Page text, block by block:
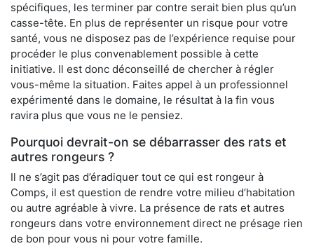
spécifiques, les terminer par contre serait bien plus qu’un
casse-tête. En plus de représenter un risque pour votre
santé, vous ne disposez pas de l’expérience requise pour
procéder le plus convenablement possible à cette
initiative. Il est donc déconseillé de chercher à régler
vous-même la situation. Faites appel à un professionnel
expérimenté dans le domaine, le résultat à la fin vous
ravira plus que vous ne le pensiez.
Pourquoi devrait-on se débarrasser des rats et
autres rongeurs ?
Il ne s’agit pas d’éradiquer tout ce qui est rongeur à
Comps, il est question de rendre votre milieu d’habitation
ou autre agréable à vivre. La présence de rats et autres
rongeurs dans votre environnement direct ne présage rien
de bon pour vous ni pour votre famille.